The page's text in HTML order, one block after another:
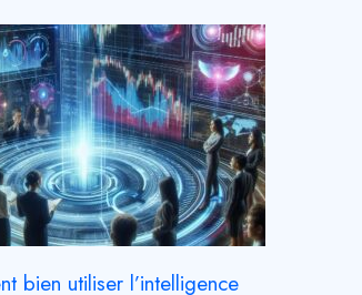
bien utiliser l’intelligence